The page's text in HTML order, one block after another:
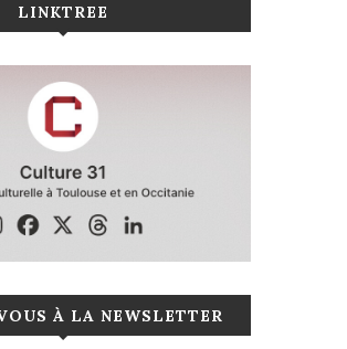
LINKTREE
À LA NEWSLETTER